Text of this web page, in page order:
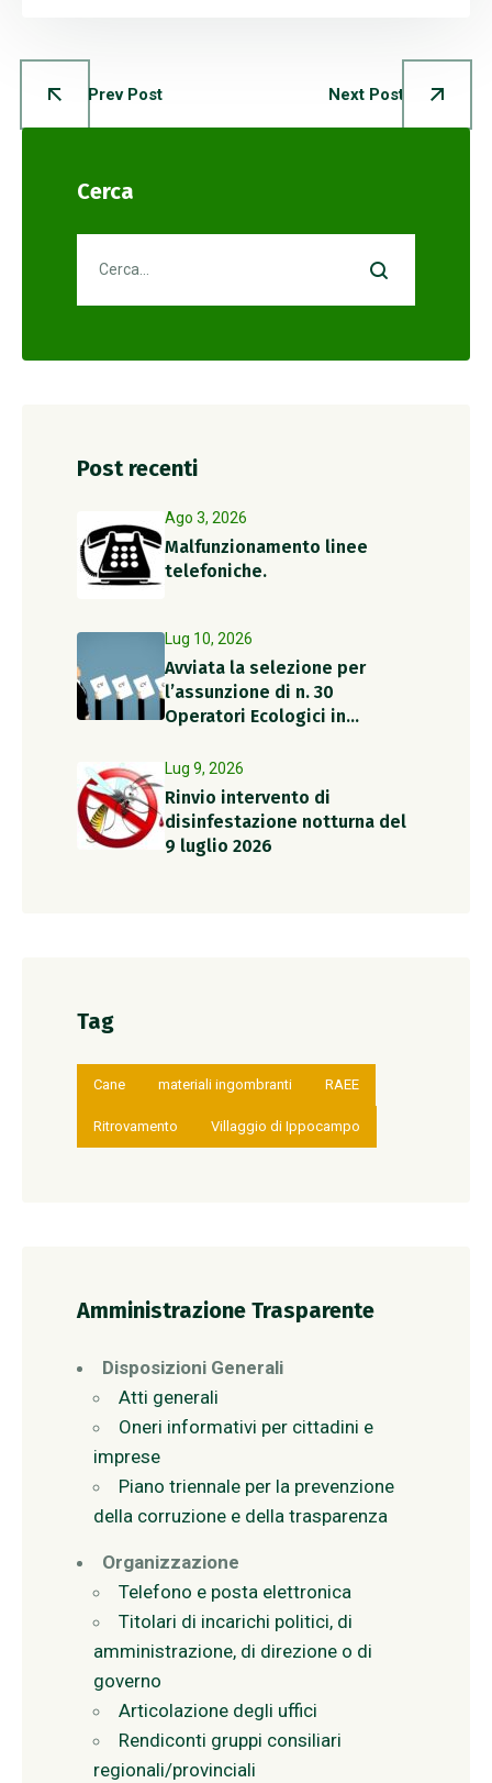
Prev Post Next Post
Cerca
Post recenti
Ago 3, 2026
Malfunzionamento linee
telefoniche.
Lug 10, 2026
Avviata la selezione per
l’assunzione di n. 30
Operatori Ecologici in
periodo estivo
Lug 9, 2026
Rinvio intervento di
disinfestazione notturna del
9 luglio 2026
Tag
Cane materiali ingombranti RAEE
Ritrovamento Villaggio di Ippocampo
Amministrazione Trasparente
Disposizioni Generali
Atti generali
Oneri informativi per cittadini e
imprese
Piano triennale per la prevenzione
della corruzione e della trasparenza
Organizzazione
Telefono e posta elettronica
Titolari di incarichi politici, di
amministrazione, di direzione o di
governo
Articolazione degli uffici
Rendiconti gruppi consiliari
regionali/provinciali